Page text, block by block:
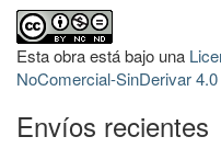
Esta obra está bajo una
NoComercial-SinDerivar
Envíos recientes